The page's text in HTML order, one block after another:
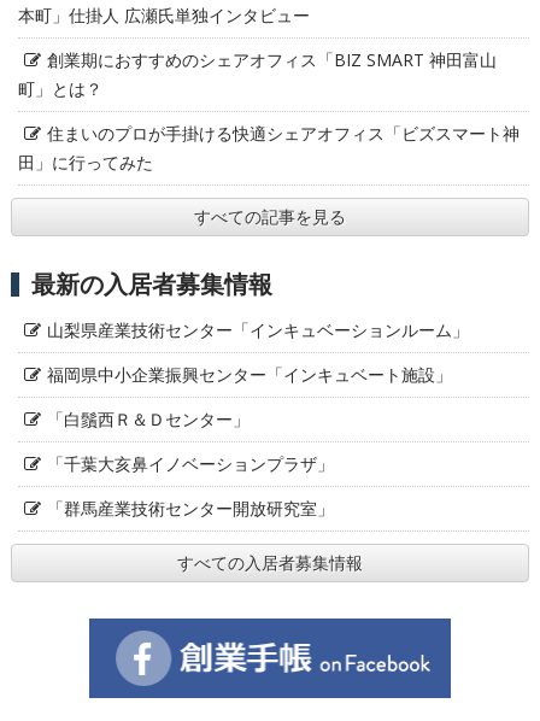
本町」仕掛人 広瀬氏単独インタビュー
創業期におすすめのシェアオフィス「BIZ SMART 神田富山
町」とは？
住まいのプロが手掛ける快適シェアオフィス「ビズスマート神
田」に行ってみた
すべての記事を見る
最新の入居者募集情報
山梨県産業技術センター「インキュベーションルーム」
福岡県中小企業振興センター「インキュベート施設」
「白鬚西Ｒ＆Ｄセンター」
「千葉大亥鼻イノベーションプラザ」
「群馬産業技術センター開放研究室」
すべての入居者募集情報